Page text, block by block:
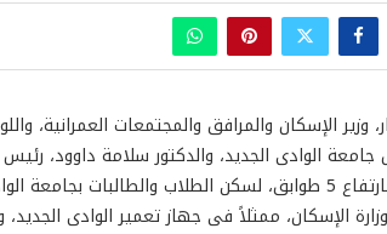
وزير الإسكان والمرافق والمجتمعات العمرانية،
1000 م2 للدور الواحد، وبارتفاع 5 طوابق، لسكن الطلاب
الإسكان، ممثلاً فى جهاز تعمير الوادى الجديد،